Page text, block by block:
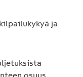
ja